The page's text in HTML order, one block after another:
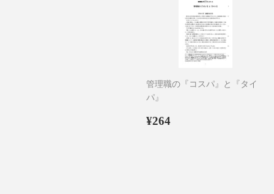
管理職の『コスパ』と『タイ
パ』
通
¥264